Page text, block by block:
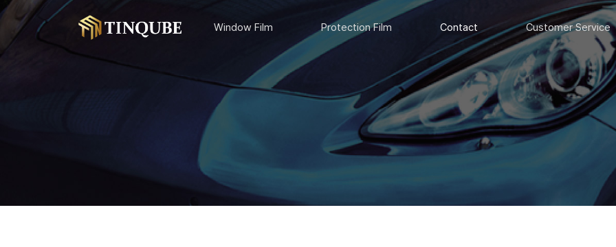
Window Film Protection Film Contact Customer Service